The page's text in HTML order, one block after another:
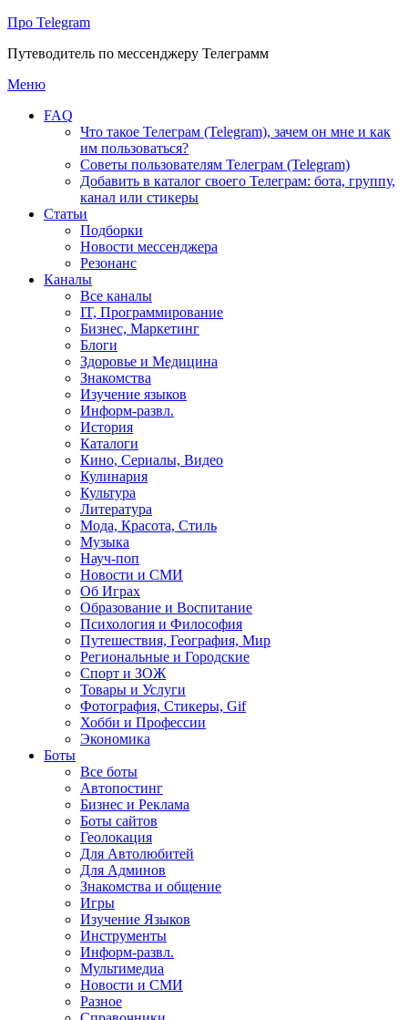
Про Telegram
Путеводитель по мессенджеру Телеграмм
Перейти
содержимому
Меню
FAQ
Что такое Телеграм (Telegram), зачем он мне и как
им пользоваться?
Советы пользователям Телеграм (Telegram)
Добавить в каталог своего Телеграм: бота, группу,
канал или стикеры
Статьи
Подборки
Новости мессенджера
Резонанс
Каналы
Все каналы
IT, Программирование
Бизнес, Маркетинг
Блоги
Здоровье и Медицина
Знакомства
Изучение языков
Информ-развл.
История
Каталоги
Кино, Сериалы, Видео
Кулинария
Культура
Литература
Мода, Красота, Стиль
Музыка
Науч-поп
Новости и СМИ
Об Играх
Образование и Воспитание
Психология и Философия
Путешествия, География, Мир
Региональные и Городские
Спорт и ЗОЖ
Товары и Услуги
Фотография, Стикеры, Gif
Хобби и Профессии
Экономика
Боты
Все боты
Автопостинг
Бизнес и Реклама
Боты сайтов
Геолокация
Для Автолюбитей
Для Админов
Знакомства и общение
Игры
Изучение Языков
Инструменты
Информ-развл.
Мультимедиа
Новости и СМИ
Разное